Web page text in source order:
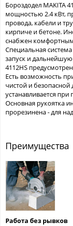
Бороздодел MAKITA
мощностью 2.4 кВт,
провода, кабели и
кирпиче и бетоне.
снабжен
Специальная
запуск и
4112HS
Есть возможность
чистой и безопасной
устанавливается
Основная рукоятка
прорезинена - для
Преимущества
Работа без рывков